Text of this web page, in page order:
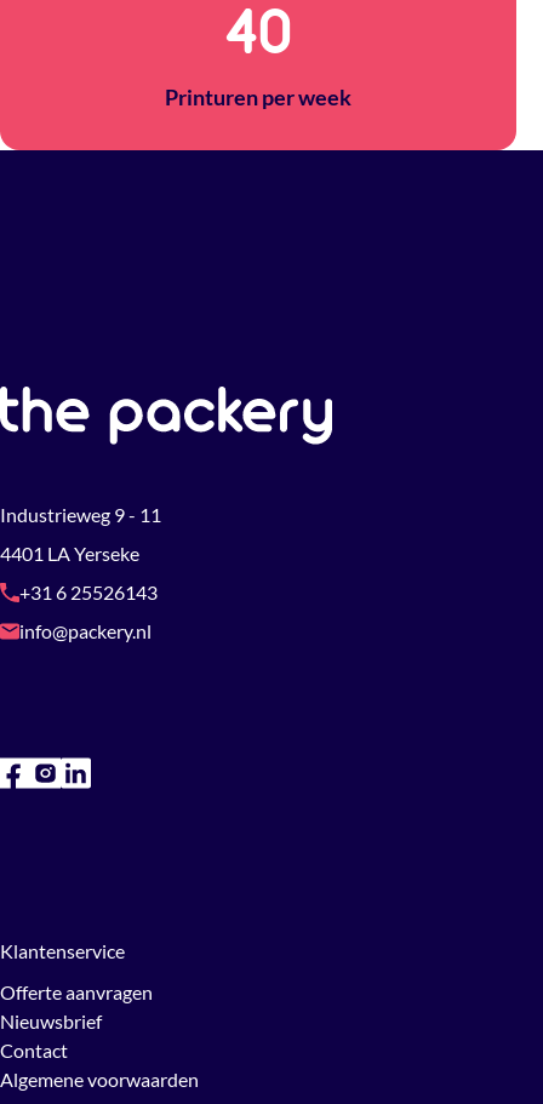
40
Printuren per week
Industrieweg 9 - 11
4401 LA Yerseke
+31 6 25526143
info@packery.nl
Klantenservice
Offerte aanvragen
Nieuwsbrief
Contact
Algemene voorwaarden